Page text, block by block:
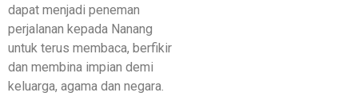
dapat menjadi peneman
perjalanan kepada Nanang
untuk terus membaca, berfikir
dan membina impian demi
keluarga, agama dan negara.